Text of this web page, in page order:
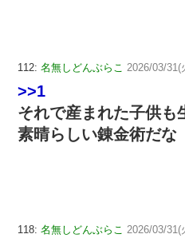
112: 名無しどんぶらこ 2026/03/
>>1
それで産まれた子供も
素晴らしい錬金術だな
118: 名無しどんぶらこ 2026/03/